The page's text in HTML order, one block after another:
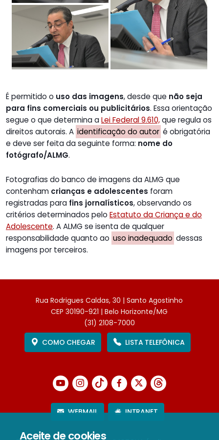
Aceite de cookies
É permitido o uso das imagens, desde que não seja
para fins comerciais ou publicitários. Essa orientação
segue o que determina aLei Federal 9.610,que regula os
direitos autorais. A identificação do autor é obrigatória
e deve ser feita da seguinte forma: nome do
fotógrafo/ALMG.
Fotografias do banco de imagens da ALMG que
contenham crianças e adolescentes foram
registradas para fins jornalísticos, observando os
critérios determinados pelo Estatuto da Criança e do
Adolescente. A ALMG se isenta de qualquer
responsabilidade quanto ao uso inadequado dessas
imagens por terceiros.
Rua Rodrigues Caldas, 30 | Santo Agostinho
CEP 30190-921 | Belo Horizonte/MG
(31) 2108-7000
COMO CHEGAR
LISTA TELEFÔNICA
WEBMAIL INTRANET